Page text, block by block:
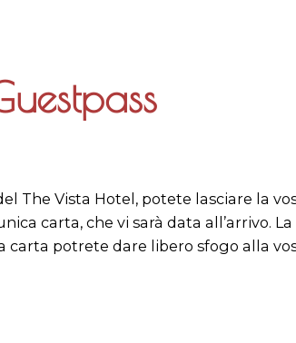
The Vista Hotel, potete lasciare la
carta, che vi sarà data all’arrivo.
carta potrete dare libero sfogo alla